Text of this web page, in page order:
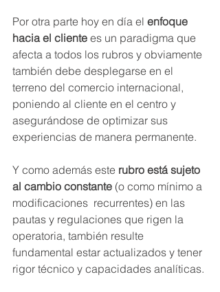
Por otra parte hoy en día el enfoque
hacia el cliente es un paradigma que
afecta a todos los rubros y obviamente
también debe desplegarse en el
terreno del comercio internacional,
poniendo al cliente en el centro y
asegurándose de optimizar sus
experiencias de manera permanente.
Y como además este rubro está sujeto
al cambio constante (o como mínimo a
modificaciones  recurrentes) en las
pautas y regulaciones que rigen la
operatoria, también resulte
fundamental estar actualizados y tener
rigor técnico y capacidades analíticas.